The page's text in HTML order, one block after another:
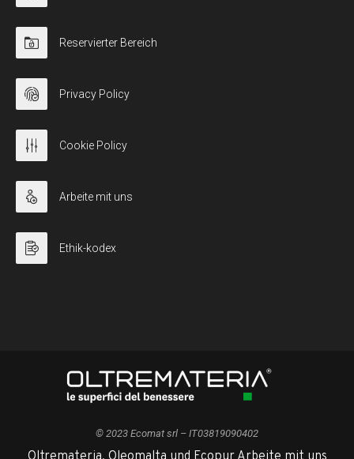
Reservierter Bereich
Privacy Policy
Cookie Policy
Arbeite mit uns
Ethik-kodex
© 2023 Ecomat srl – IT03819090402